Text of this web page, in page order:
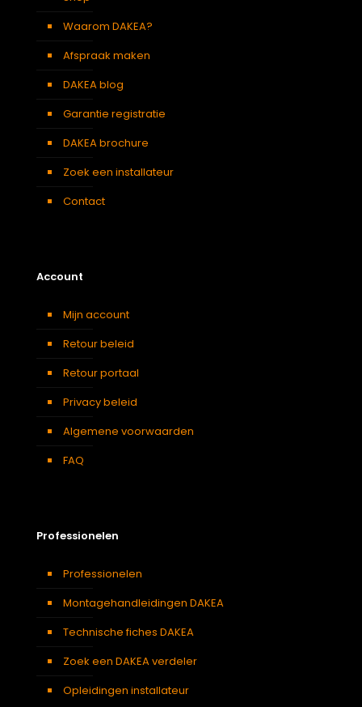
Waarom DAKEA?
Afspraak maken
DAKEA blog
Garantie registratie
DAKEA brochure
Zoek een installateur
Contact
Account
Mijn account
Retour beleid
Retour portaal
Privacy beleid
Algemene voorwaarden
FAQ
Professionelen
Professionelen
Montagehandleidingen DAKEA
Technische fiches DAKEA
Zoek een DAKEA verdeler
Opleidingen installateur